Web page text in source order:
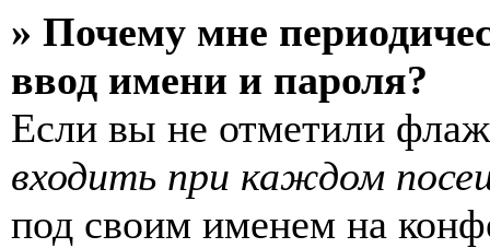
» Почему мне
ввод имени и пароля?
Если вы не отметили
входить при каждом
под своим именем на